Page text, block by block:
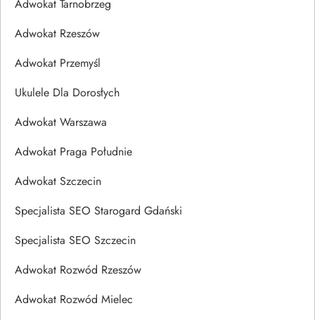
Adwokat Tarnobrzeg
Adwokat Rzeszów
Adwokat Przemyśl
Ukulele Dla Dorosłych
Adwokat Warszawa
Adwokat Praga Południe
Adwokat Szczecin
Specjalista SEO Starogard Gdański
Specjalista SEO Szczecin
Adwokat Rozwód Rzeszów
Adwokat Rozwód Mielec